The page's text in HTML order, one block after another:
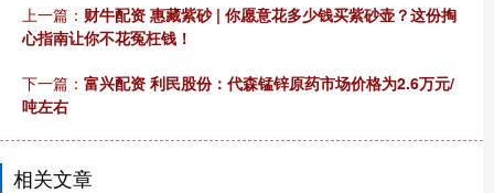
上一篇： 财牛配资 惠藏紫砂 | 你愿意花多少钱买紫砂壶？这份掏
心指南让你不花冤枉钱！
下一篇： 富兴配资 利民股份：代森锰锌原药市场价格为2.6万元/
吨左右
相关文章